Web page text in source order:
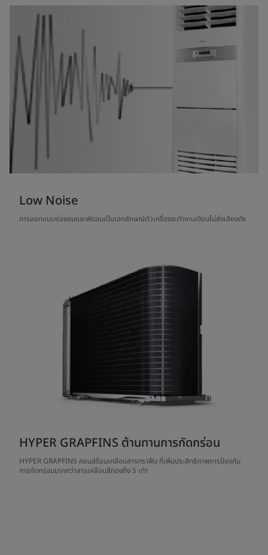
Low Noise
การออกแบบช่องลมและพัดลมเป็นเอกลักษณ์ตัวเครื่องจะทำงานเงียบไม่ส่งเสียงดัง
HYPER GRAPFINS ต้านทานการกัดกร่อน
HYPER GRAPFINS คอนล์ร้อนเคลือบสารกราฟีน ที่เพิ่มประสิทธิภาพการป้องกัน
การกัดกร่อนมากกว่าสารเคลือบสีทองถึง 5 เท่า